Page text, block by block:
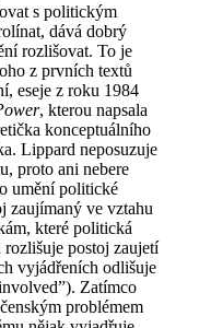
s politickým
dává dobrý
rozlišovat. To je
z prvních textů
eseje z roku 1984
, kterou napsala
konceptuálního
Lippard neposuzuje
proto ani nebere
umění politické
zaujímaný ve vztahu
které politická
postoj zaujetí
vyjádřeních odlišuje
Zatímco
problémem